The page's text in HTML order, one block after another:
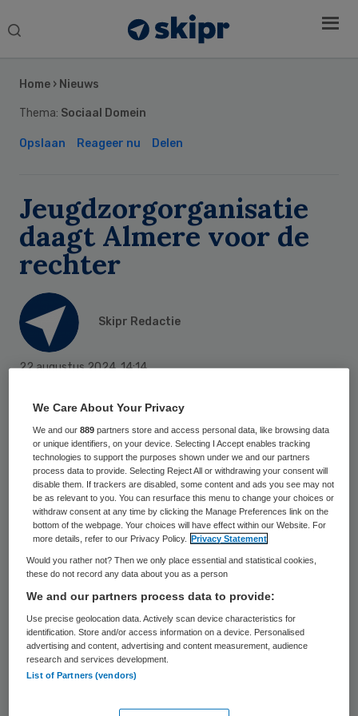
Search
Home › Nieuws
Thema: Sociaal Domein
Opslaan Reageer nu Delen
Jeugdzorgorganisatie
daagt Almere voor de
rechter
Skipr Redactie
22 augustus 2024,14:14
Jeugdzorgorganisatie Triade Vitree heeft
besloten de gemeente Almere voor de
rechter te dagen omdat ze vindt dat de
gemeente te lage vergoedingen biedt voor
jeugdhulp zonder verblijf, meldtOmroep
Flevoland.
Deze hulp omvat begeleiding en
dagbesteding voor veel kinderen in Almere.
Triade Vitree stelt dat het voor hen niet
haalbaar is om tegen de huidige tarieven
Sidebar
We Care About Your Privacy
We and our889 partners store and access personal data, like browsing data
or unique identifiers, on your device. Selecting I Accept enables tracking
technologies to support the purposes shown under we and our partners
process data to provide. Selecting Reject All or withdrawing your consent will
disable them. If trackers are disabled, some content and ads you see may not
be as relevant to you. You can resurface this menu to change your choices or
withdraw consent at any time by clicking the Manage Preferences link on the
bottom of the webpage. Your choices will have effect within our Website. For
more details, refer to our Privacy Policy.
Privacy Statement
Would you rather not? Then we only place essential and statistical cookies,
these do not record any data about you as a person
We and our partners process data to provide:
Use precise geolocation data. Actively scan device characteristics for
identification. Store and/or access information on a device. Personalised
advertising and content, advertising and content measurement, audience
research and services development.
List of Partners (vendors)